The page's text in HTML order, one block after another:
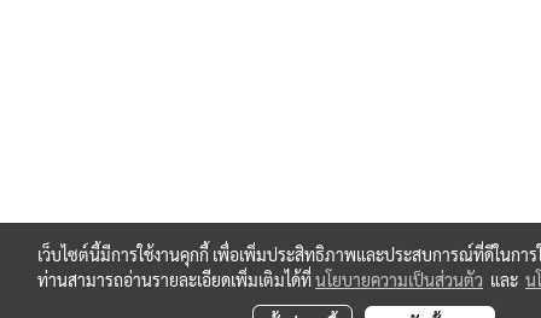
เว็บไซต์นี้มีการใช้งานคุกกี้ เพื่อเพิ่มประสิทธิภาพและประสบการณ์ที่ดีในการ
ท่านสามารถอ่านรายละเอียดเพิ่มเติมได้ที่นโยบายความเป็นส่วนตัว และ น